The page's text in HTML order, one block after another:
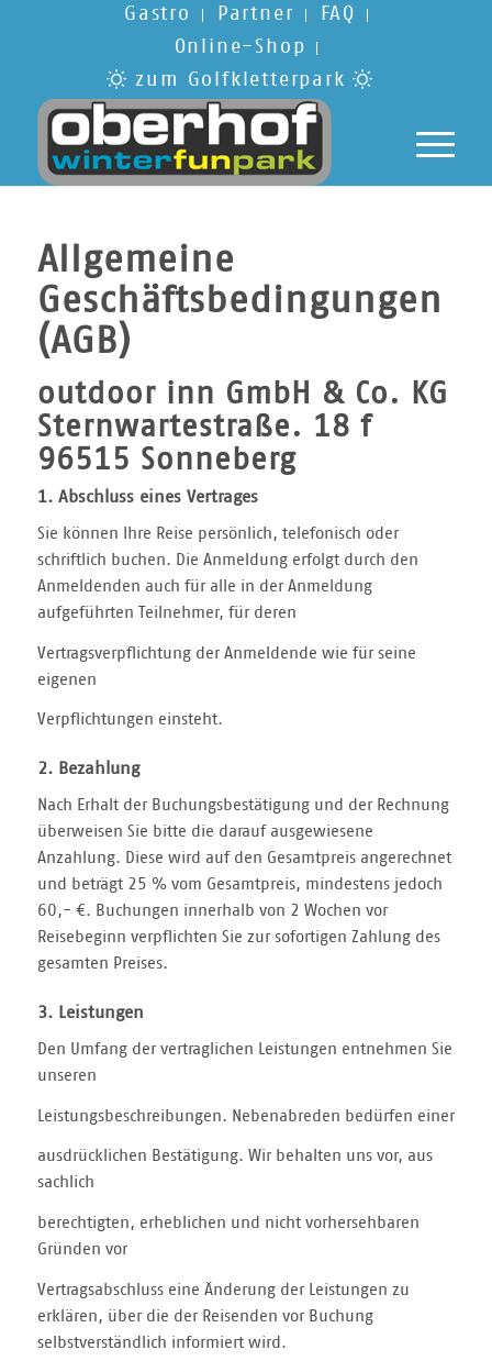
Gastro Partner
FAQ
Online-Shop
zum Golfkletterpark
Allgemeine
Geschäftsbedingungen
(AGB)
outdoor inn GmbH & Co. KG
Sternwartestraße. 18 f
96515 Sonneberg
1. Abschluss eines Vertrages
Sie können Ihre Reise persönlich, telefonisch oder
schriftlich buchen. Die Anmeldung erfolgt durch den
Anmeldenden auch für alle in der Anmeldung
aufgeführten Teilnehmer, für deren
Vertragsverpflichtung der Anmeldende wie für seine
eigenen
Verpflichtungen einsteht.
2. Bezahlung
Nach Erhalt der Buchungsbestätigung und der Rechnung
überweisen Sie bitte die darauf ausgewiesene
Anzahlung. Diese wird auf den Gesamtpreis angerechnet
und beträgt 25 % vom Gesamtpreis, mindestens jedoch
60,- €. Buchungen innerhalb von 2 Wochen vor
Reisebeginn verpflichten Sie zur sofortigen Zahlung des
gesamten Preises.
3. Leistungen
Den Umfang der vertraglichen Leistungen entnehmen Sie
unseren
Leistungsbeschreibungen. Nebenabreden bedürfen einer
ausdrücklichen Bestätigung. Wir behalten uns vor, aus
sachlich
berechtigten, erheblichen und nicht vorhersehbaren
Gründen vor
Vertragsabschluss eine Änderung der Leistungen zu
erklären, über die der Reisenden vor Buchung
selbstverständlich informiert wird.